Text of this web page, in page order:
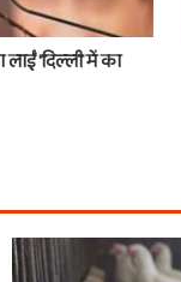
'दिल्ली में का